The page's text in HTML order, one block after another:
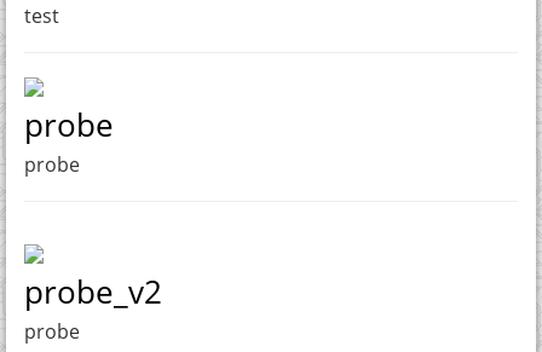
test
probe
probe
probe_v2
probe